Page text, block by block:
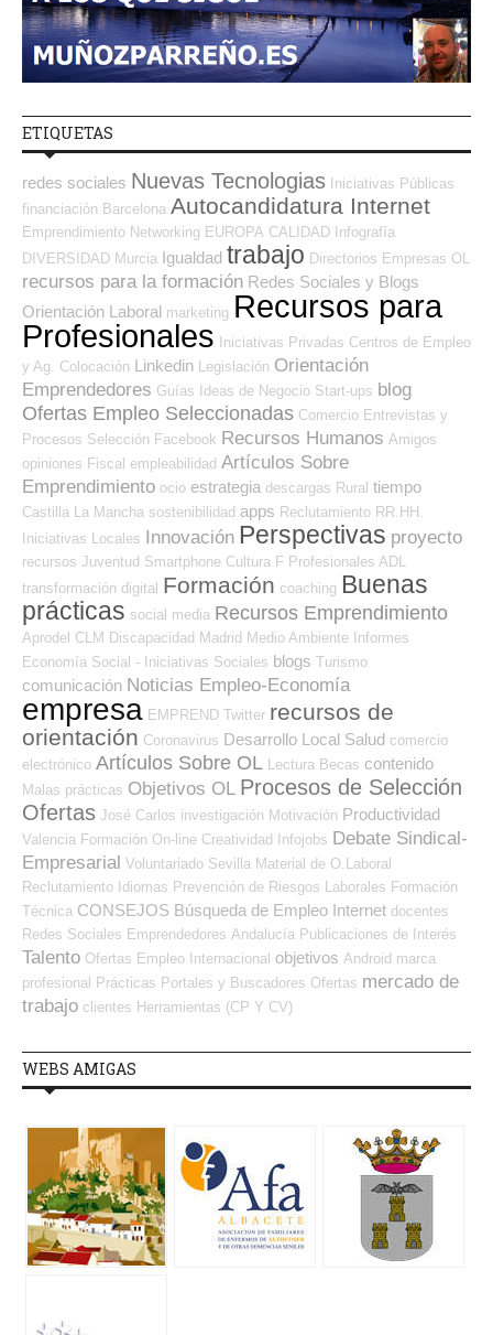
ETIQUETAS
redes sociales Nuevas Tecnologias Iniciativas Públicas
financiación Barcelona Autocandidatura Internet
Emprendimiento Networking EUROPA CALIDAD Infografía
DIVERSIDAD Murcia Igualdad trabajo Directorios Empresas OL
recursos para la formación Redes Sociales y Blogs
Orientación Laboral marketing Recursos para
Profesionales Iniciativas Privadas Centros de Empleo
y Ag. Colocación Linkedin Legislación Orientación
Emprendedores Guías Ideas de Negocio Start-ups blog
Ofertas Empleo Seleccionadas Comercio Entrevistas y
Procesos Selección Facebook Recursos Humanos Amigos
opiniones Fiscal empleabilidad Artículos Sobre
Emprendimiento ocio estrategia descargas Rural tiempo
Castilla La Mancha sostenibilidad apps Reclutamiento RR.HH.
Iniciativas Locales Innovación Perspectivas proyecto
recursos Juventud Smartphone Cultura F Profesionales ADL
transformación digital Formación coaching Buenas
prácticas social media Recursos Emprendimiento
Aprodel CLM Discapacidad Madrid Medio Ambiente Informes
Economía Social - Iniciativas Sociales blogs Turismo
comunicación Noticias Empleo-Economía
empresa EMPREND Twitter recursos de
orientación Coronavirus Desarrollo Local Salud comercio
electrónico Artículos Sobre OL Lectura Becas contenido
Malas prácticas Objetivos OL Procesos de Selección
Ofertas José Carlos investigación Motivación Productividad
Valencia Formación On-line Creatividad Infojobs Debate Sindical-
Empresarial Voluntariado Sevilla Material de O.Laboral
Reclutamiento Idiomas Prevención de Riesgos Laborales Formación
Técnica CONSEJOS Búsqueda de Empleo Internet docentes
Redes Sociales Emprendedores Andalucía Publicaciones de Interés
Talento Ofertas Empleo Internacional objetivos Android marca
profesional Prácticas Portales y Buscadores Ofertas mercado de
trabajo clientes Herramientas (CP Y CV)
WEBS AMIGAS